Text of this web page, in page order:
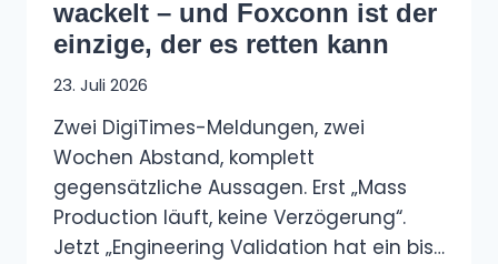
wackelt – und Foxconn ist der
einzige, der es retten kann
23. Juli 2026
Zwei DigiTimes-Meldungen, zwei
Wochen Abstand, komplett
gegensätzliche Aussagen. Erst „Mass
Production läuft, keine Verzögerung“.
Jetzt „Engineering Validation hat ein bis…